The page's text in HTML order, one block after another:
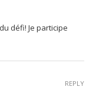
défi! Je participe
REPLY